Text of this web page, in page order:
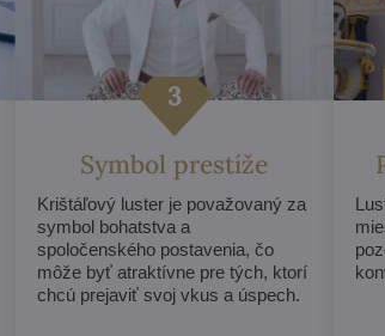
Symbol prestíže
Krištáľový luster je považovaný za
symbol bohatstva a
spoločenského postavenia, čo
môže byť atraktívne pre tých, ktorí
chcú prejaviť svoj vkus a úspech.